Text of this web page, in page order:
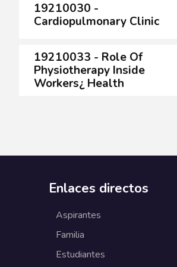
19210030 -
Cardiopulmonary Clinic
19210033 - Role Of
Physiotherapy Inside
Workers¿ Health
Enlaces directos
Aspirantes
Familia
Estudiantes